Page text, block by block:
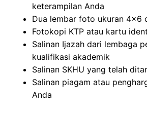
keterampilan Anda
Dua lembar foto ukuran 4×6
Fotokopi KTP atau kartu
Salinan Ijazah dari lembaga
kualifikasi akademik
Salinan SKHU yang telah
Salinan piagam atau
Anda